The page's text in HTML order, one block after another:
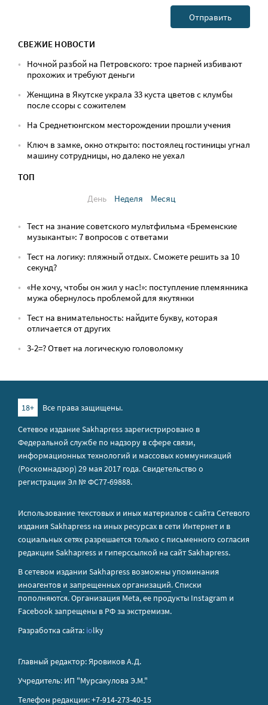
СВЕЖИЕ НОВОСТИ
Ночной разбой на Петровского: трое парней избивают
прохожих и требуют деньги
Женщина в Якутске украла 33 куста цветов с клумбы
после ссоры с сожителем
На Среднетюнгском месторождении прошли учения
Ключ в замке, окно открыто: постоялец гостиницы угнал
машину сотрудницы, но далеко не уехал
ТОП
День
Неделя Месяц
Тест на знание советского мультфильма «Бременские
музыканты»: 7 вопросов с ответами
Тест на логику: пляжный отдых. Сможете решить за 10
секунд?
«Не хочу, чтобы он жил у нас!»: поступление племянника
мужа обернулось проблемой для якутянки
Тест на внимательность: найдите букву, которая
отличается от других
3-2=? Ответ на логическую головоломку
18+
Все права защищены.
Сетевое издание Sakhapress зарегистрировано в
Федеральной службе по надзору в сфере связи,
информационных технологий и массовых коммуникаций
(Роскомнадзор) 29 мая 2017 года. Свидетельство о
регистрации Эл № ФС77-69888.
Использование текстовых и иных материалов с сайта Сетевого
издания Sakhapress на иных ресурсах в сети Интернет и в
социальных сетях разрешается только с письменного согласия
редакции Sakhapress и гиперссылкой на сайт Sakhapress.
В сетевом издании Sakhapress возможны упоминания
иноагентов и запрещенных организаций. Списки
пополняются. Организация Metа, ее продукты Instagram и
Facebook запрещены в РФ за экстремизм.
Разработка сайта: iolky
Главный редактор: Яровиков А.Д.
Учредитель: ИП "Мурсакулова Э.М."
Телефон редакции: +7-914-273-40-15